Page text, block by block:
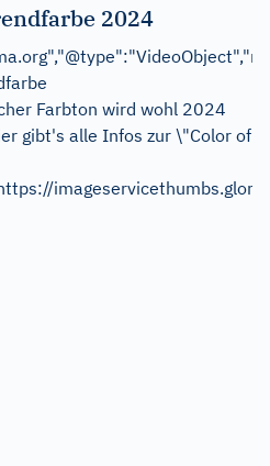
2024
Farbton wird wohl 2024
gibt's alle Infos zur \"Color of